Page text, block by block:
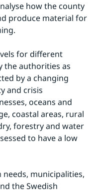
how the county
produce material for
for different
the authorities as
by a changing
and crisis
oceans and
coastal areas, rural
forestry and water
to have a low
municipalities,
the Swedish